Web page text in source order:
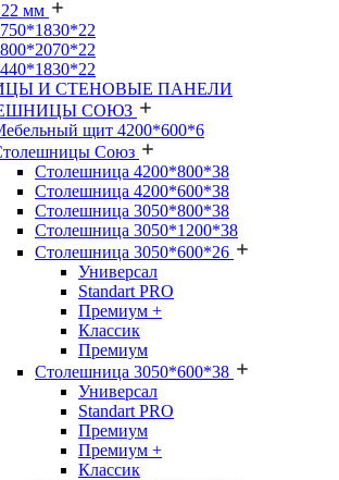
мм
И СТЕНОВЫЕ ПАНЕЛИ
СОЮЗ
щит 4200*600*6
Союз
Столешница 4200*800*38
Столешница 4200*600*38
Столешница 3050*800*38
Столешница 3050*1200*38
Столешница 3050*600*26
Универсал
Standart PRO
Премиум +
Классик
Премиум
Столешница 3050*600*38
Универсал
Standart PRO
Премиум
Премиум +
Классик